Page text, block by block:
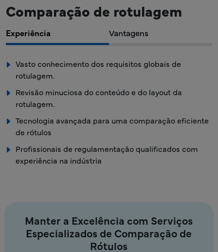
Comparação de rotulagem
Experiência Vantagens
Vasto conhecimento dos requisitos globais de
rotulagem.
Revisão minuciosa do conteúdo e do layout da
rotulagem.
Tecnologia avançada para uma comparação eficiente
de rótulos
Profissionais de regulamentação qualificados com
experiência na indústria
Manter a Excelência com Serviços
Especializados de Comparação de
Rótulos